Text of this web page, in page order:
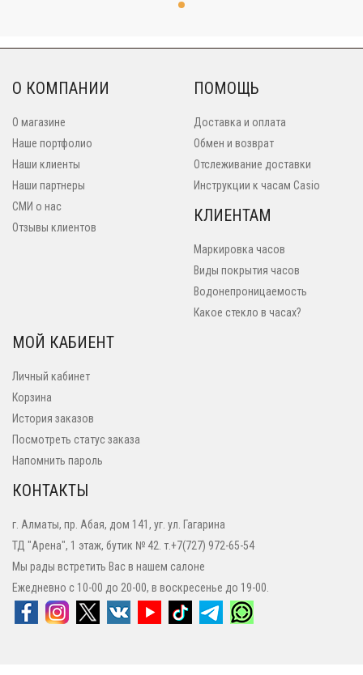
О КОМПАНИИ
О магазине
Наше портфолио
Наши клиенты
Наши партнеры
СМИ о нас
Отзывы клиентов
ПОМОЩЬ
Доставка и оплата
Обмен и возврат
Отслеживание доставки
Инструкции к часам Casio
КЛИЕНТАМ
Маркировка часов
Виды покрытия часов
Водонепроницаемость
Какое стекло в часах?
МОЙ КАБИЕНТ
Личный кабинет
Корзина
История заказов
Посмотреть статус заказа
Напомнить пароль
КОНТАКТЫ
г. Алматы, пр. Абая, дом 141, уг. ул. Гагарина
ТД "Арена", 1 этаж, бутик № 42. т.+7(727) 972-65-54
Мы рады встретить Вас в нашем салоне
Ежедневно с 10-00 до 20-00, в воскресенье до 19-00.